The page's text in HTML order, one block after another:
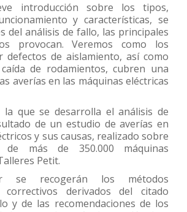
introducción sobre los tipos,
y características, se
del análisis de fallo, las principales
provocan. Veremos como los
defectos de aislamiento, así como
de rodamientos, cubren una
averías en las máquinas eléctricas
la que se desarrolla el análisis de
de un estudio de averías en
y sus causas, realizado sobre
de más de 350.000 máquinas
Petit.
se recogerán los métodos
derivados del citado
y de las recomendaciones de los